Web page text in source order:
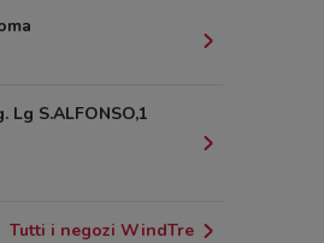
Lg S.ALFONSO,1
Tutti i negozi WindTre